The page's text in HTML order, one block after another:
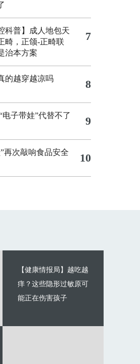
科普】成人地包天
畸，正颌‑正畸联
治本方案
7
的越穿越凉吗 8
电子带娃”代替不了
9
再次敲响食品安全
10
【健康情报局】越吃越
痒？这些隐形过敏原可
能正在伤害孩子